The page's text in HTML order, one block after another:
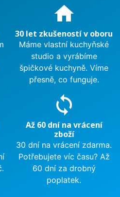
home
30 let zkušeností v oboru
Máme vlastní kuchyňské
studio a vyrábíme
špičkové kuchyně. Víme
přesně, co funguje.
sync
Až 60 dní na vrácení
zboží
30 dní na vrácení zdarma.
Potřebujete víc času? Až
60 dní za drobný
poplatek.